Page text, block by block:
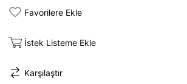
Favorilere Ekle
İstek Listeme Ekle
Karşılaştır